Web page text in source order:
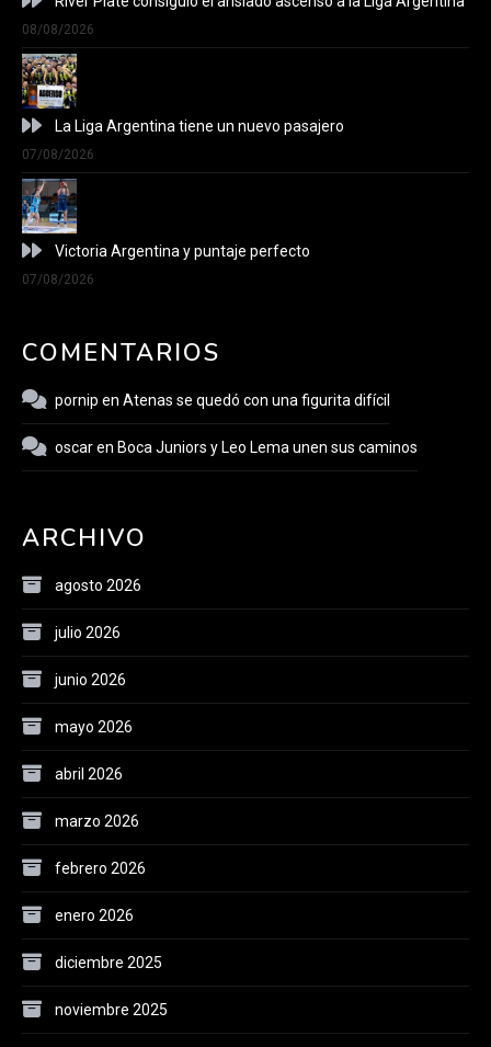
08/08/2026
La Liga Argentina tiene un nuevo pasajero
07/08/2026
Victoria Argentina y puntaje perfecto
07/08/2026
COMENTARIOS
pornip en Atenas se quedó con una figurita difícil
oscaren Boca Juniors y Leo Lema unen sus caminos
ARCHIVO
agosto 2026
julio 2026
junio 2026
mayo 2026
abril 2026
marzo 2026
febrero 2026
enero 2026
diciembre 2025
noviembre 2025